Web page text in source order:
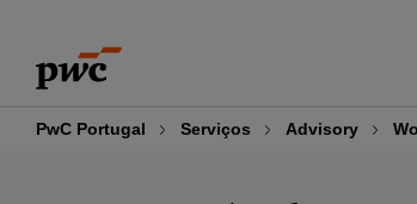
content
footer
PwC Portugal Serviços Advisory